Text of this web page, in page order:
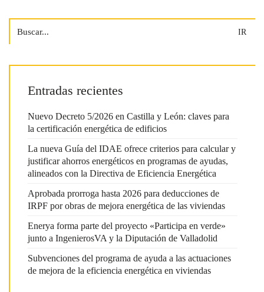
for:
Entradas recientes
Nuevo Decreto 5/2026 en Castilla y León: claves para
la certificación energética de edificios
La nueva Guía del IDAE ofrece criterios para calcular y
justificar ahorros energéticos en programas de ayudas,
alineados con la Directiva de Eficiencia Energética
Aprobada prorroga hasta 2026 para deducciones de
IRPF por obras de mejora energética de las viviendas
Enerya forma parte del proyecto «Participa en verde»
junto a IngenierosVA y la Diputación de Valladolid
Subvenciones del programa de ayuda a las actuaciones
de mejora de la eficiencia energética en viviendas